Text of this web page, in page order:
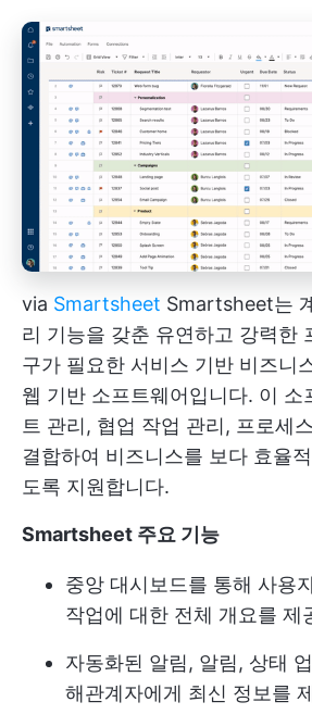
via Smartsheet Smartsheet는
리 기능을 갖춘 유연하고 강력한
구가 필요한 서비스 기반 비즈니
웹 기반 소프트웨어입니다. 이 소
트 관리, 협업 작업 관리, 프로세
결합하여 비즈니스를 보다 효율
도록 지원합니다.
Smartsheet 주요 기능
중앙 대시보드를 통해 사용
작업에 대한 전체 개요를 제
자동화된 알림, 알림, 상태
해관계자에게 최신 정보를